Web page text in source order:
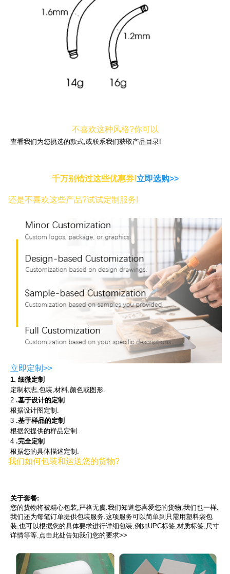
不喜欢这种风格?你可以
查看我们为您挑选的款式,或联系我们获取产品目录!
千万别错过这些优惠券!立即选购>>
还是不喜欢这些产品?试试定制服务!
立即定制>>
1. 细微定制
定制标志,包装,材料,颜色或图形.
2 .基于设计的定制
根据设计图定制.
3 .基于样品的定制
根据您提供的样品定制.
4 .完全定制
根据您的具体描述定制.
我们如何包装和运送您的货物?
关于套餐:
您的货物将被精心包装,严格无虞.我们知道您喜爱您的货物,我们也一样.
我们还为每笔订单提供包装服务.这项服务可以简单到只需用塑料袋包
装,也可以根据您的具体要求进行详细包装,例如UPC标签,材质标签,尺寸
详情等等.点击此处告知我们您的要求>>